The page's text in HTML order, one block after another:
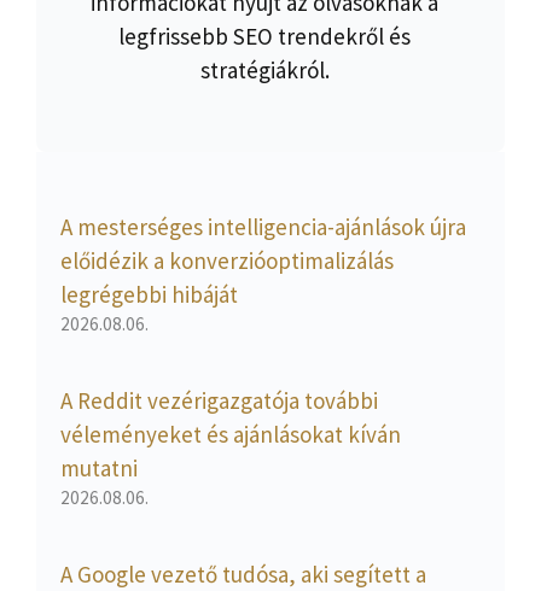
legfrissebb SEO trendekről és
stratégiákról.
A mesterséges intelligencia-ajánlások újra
előidézik a konverzióoptimalizálás
legrégebbi hibáját
2026.08.06.
A Reddit vezérigazgatója további
véleményeket és ajánlásokat kíván
mutatni
2026.08.06.
A Google vezető tudósa, aki segített a